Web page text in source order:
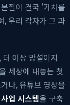
질이 결국 '가치를
, 우리 각자가 그 과
이상 망설이지
세상에 내놓는 첫
나, 유튜브 영상을
사업 시스템을 구축